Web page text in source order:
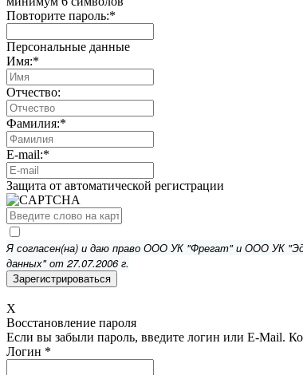
Повторите пароль:*
Персональные данные
Имя:*
Отчество:
Фамилия:*
E-mail:*
Защита от автоматической регистрации
Я согласен(на) и даю право ООО УК "Фрегат" и ООО УК
данных" от 27.07.2006 г.
X
Восстановление пароля
Если вы забыли пароль, введите логин или E-Mail.
Логин *